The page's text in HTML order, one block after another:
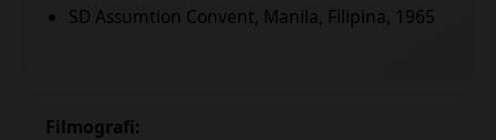
SD Assumtion Convent, Manila, Filipina, 1965
Filmografi: